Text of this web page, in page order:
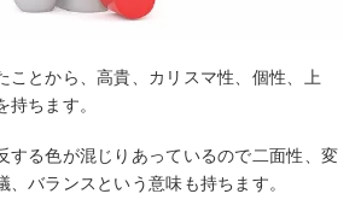
ことから、高貴、カリスマ性、個性、上
ちます。
する色が混じりあっているので二面性、変
、バランスという意味も持ちます。